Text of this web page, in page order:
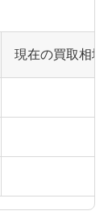
現在の買取相